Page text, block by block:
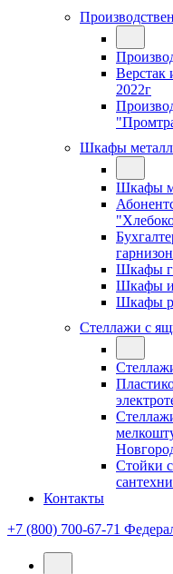
Верстак
2022г
Шкафы
Шкафы
Шкафы
Шкафы и
Шкафы
Стеллажи с
Стойки
Контакты
+7 (800) 700-67-71